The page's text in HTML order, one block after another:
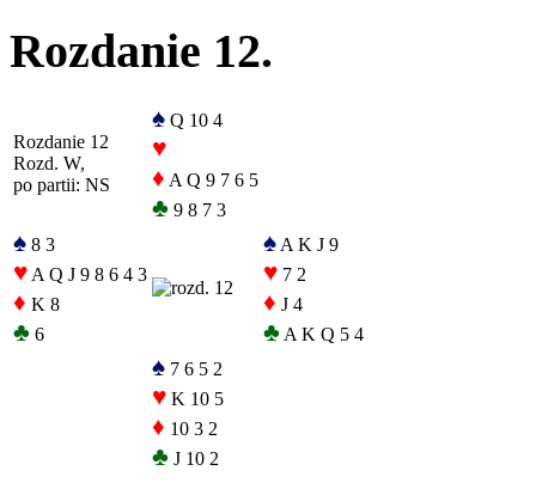
Rozdanie 12.
Rozdanie 12
Rozd. W,
po partii: NS
♠ Q 10 4
♥
♦ A Q 9 7 6 5
♣ 9 8 7 3
♠ 8 3
♥ A Q J 9 8 6 4 3
♦ K 8
♣ 6
♠ A K J 9
♥ 7 2
♦ J 4
♣ A K Q 5 4
♠ 7 6 5 2
♥ K 10 5
♦ 10 3 2
♣ J 10 2